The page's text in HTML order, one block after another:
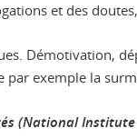
et des
Démotivation,
exemple la
(National